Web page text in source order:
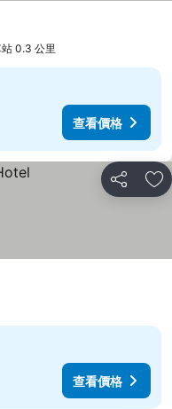
格
0.3 公里
查看價格
分享 加
查看價格